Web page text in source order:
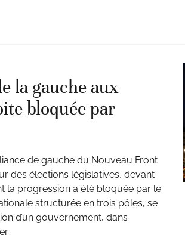
la gauche aux
bloquée par
de gauche du Nouveau Front
des élections législatives, devant
la progression a été bloquée par le
structurée en trois pôles, se
d’un gouvernement, dans